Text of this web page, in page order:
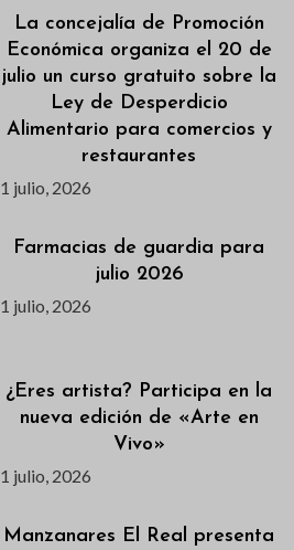
La concejalía de Promoción
Económica organiza el 20 de
julio un curso gratuito sobre la
Ley de Desperdicio
Alimentario para comercios y
restaurantes
1 julio, 2026
Farmacias de guardia para
julio 2026
1 julio, 2026
¿Eres artista? Participa en la
nueva edición de «Arte en
Vivo»
1 julio, 2026
Manzanares El Real presenta